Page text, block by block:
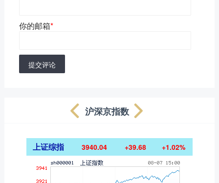
你的邮箱*
提交评论
沪深京指数
上证综指 3940.04 +39.68 +1.02%